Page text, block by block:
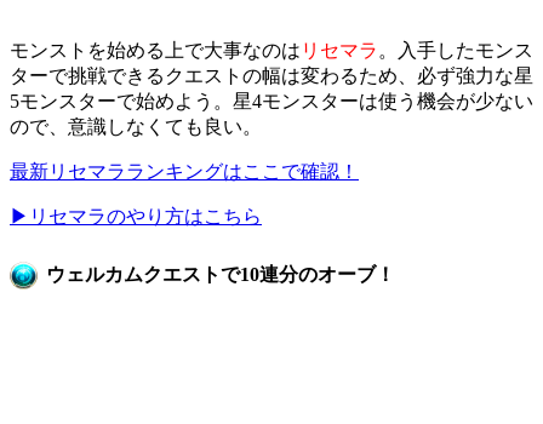
モンストを始める上で大事なのは リセマラ。入手したモンス
ターで挑戦できるクエストの幅は変わるため、必ず強力な星
5モンスターで始めよう。星4モンスターは使う機会が少ない
ので、意識しなくても良い。
最新リセマラランキングはここで確認！
▶リセマラのやり方はこちら
ウェルカムクエストで10連分のオーブ！